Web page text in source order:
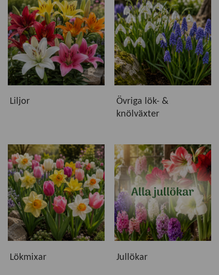
Liljor
Övriga lök- &
knölväxter
Lökmixar Jullökar